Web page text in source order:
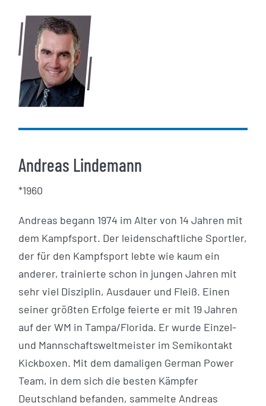
Andreas Lindemann
*1960
Andreas begann 1974 im Alter von 14 Jahren mit
dem Kampfsport. Der leidenschaftliche Sportler,
der für den Kampfsport lebte wie kaum ein
anderer, trainierte schon in jungen Jahren mit
sehr viel Disziplin, Ausdauer und Fleiß. Einen
seiner größten Erfolge feierte er mit 19 Jahren
auf der WM in Tampa/Florida. Er wurde Einzel-
und Mannschaftsweltmeister im Semikontakt
Kickboxen. Mit dem damaligen German Power
Team, in dem sich die besten Kämpfer
Deutschland befanden, sammelte Andreas